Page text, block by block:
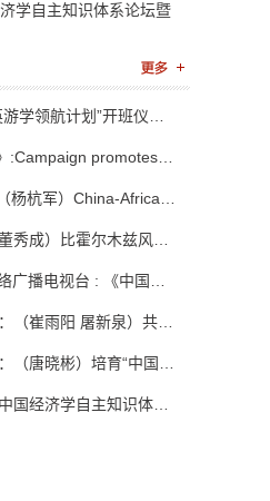
讲开讲
学自主知识体系论坛暨
学研讨会